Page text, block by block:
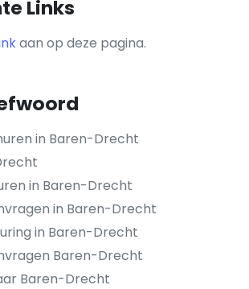
Links
aan op deze pagina.
in Baren-Drecht
in Baren-Drecht
in Baren-Drecht
in Baren-Drecht
Baren-Drecht
Baren-Drecht